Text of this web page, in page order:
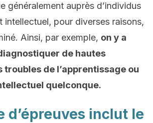
généralement auprès d’individus
intellectuel, pour diverses raisons,
Ainsi, par exemple, on y a
de hautes
troubles de l’apprentissage ou
quelconque.
d’épreuves inclut le